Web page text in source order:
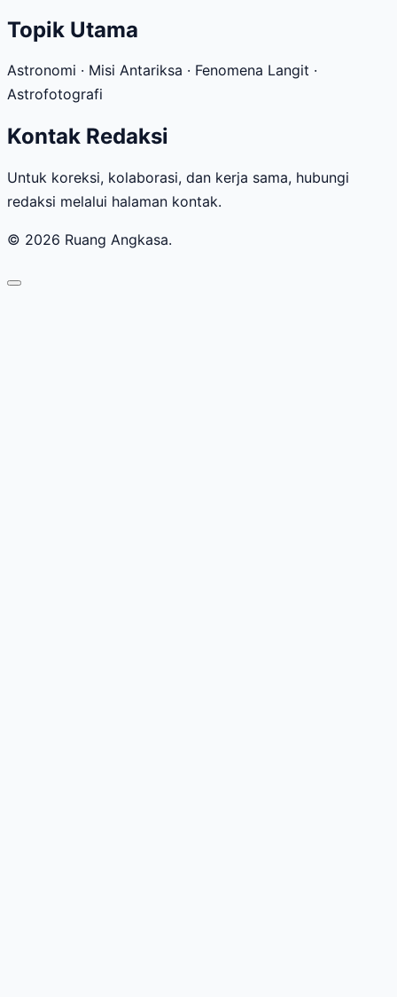
Topik Utama
Astronomi · Misi Antariksa · Fenomena Langit ·
Astrofotografi
Kontak Redaksi
Untuk koreksi, kolaborasi, dan kerja sama, hubungi
redaksi melalui halaman kontak.
© 2026 Ruang Angkasa.